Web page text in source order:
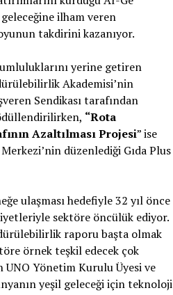
ilham veren
takdirini kazanıyor.
yerine getiren
Akademisi’nin
Sendikası tarafından
“Rota
Azaltılması Projesi” ise
düzenlediği Gıda Plus
ulaşması hedefiyle 32 yıl önce
sektöre öncülük ediyor.
raporu başta olmak
örnek teşkil edecek çok
Yönetim Kurulu Üyesi ve
yeşil geleceği için teknoloji